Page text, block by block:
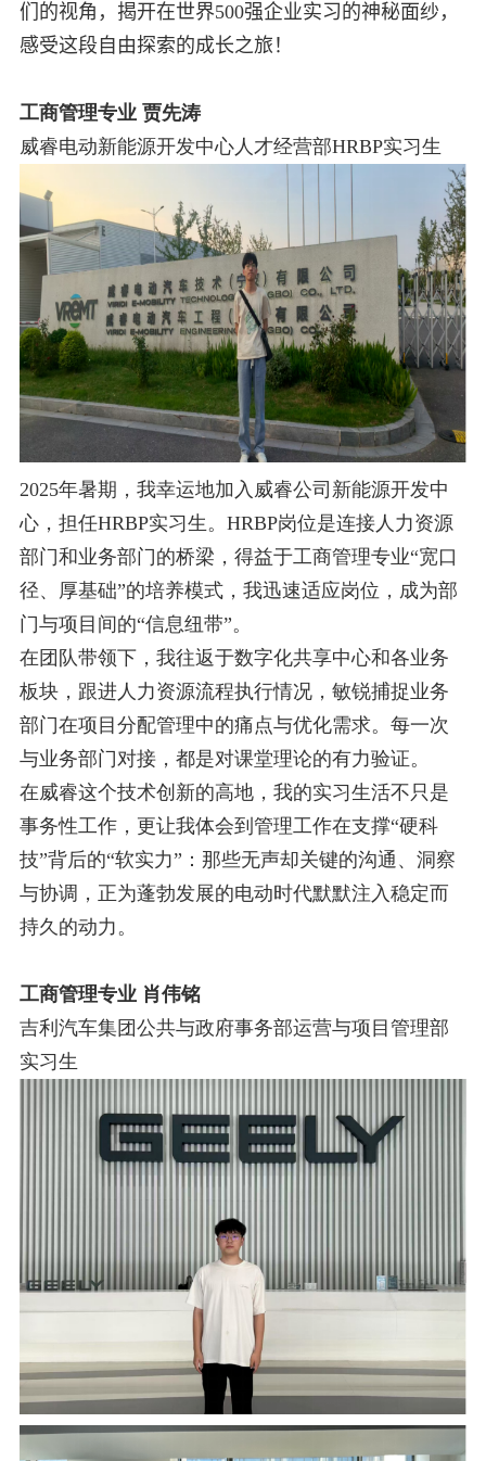
们的视角，揭开在世界500强企业实习的神秘面纱，
感受这段自由探索的成长之旅！
工商管理专业 贾先涛
威睿电动新能源开发中心人才经营部HRBP实习生
2025年暑期，我幸运地加入威睿公司新能源开发中
心，担任HRBP实习生。 HRBP岗位是连接人力资源
部门和业务部门的桥梁，得益于工商管理专业“宽口
径、厚基础”的培养模式，我迅速适应岗位，成为部
门与项目间的“信息纽带”。
在团队带领下，我往返于数字化共享中心和各业务
板块，跟进人力资源流程执行情况，敏锐捕捉业务
部门在项目分配管理中的痛点与优化需求。每一次
与业务部门对接，都是对课堂理论的有力验证。
在威睿这个技术创新的高地，我的实习生活不只是
事务性工作，更让我体会到管理工作在支撑“硬科
技”背后的“软实力”：那些无声却关键的沟通、洞察
与协调，正为蓬勃发展的电动时代默默注入稳定而
持久的动力。
工商管理专业 肖伟铭
吉利汽车集团公共与政府事务部运营与项目管理部
实习生